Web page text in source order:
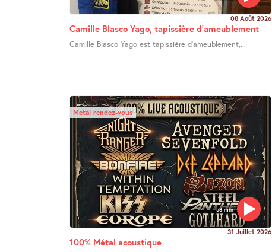
08 Août 2026
Camille Blasco Yago, tapissière d’ameublement
Camille Blasco Yago est tapissière d’ameublement,...
58 min
Metal rendez-vous
31 Juillet 2026
100% Métal acoustique